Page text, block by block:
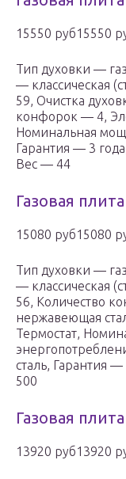
15550 руб15550
Тип духовки —
— классическая
59, Очистка
конфорок — 4,
Номинальная
Гарантия — 3
Вес — 44
Газовая
15080 руб15080
Тип духовки —
— классическая
56, Количество
нержавеющая
Термостат,
сталь, Гарантия
500
Газовая
13920 руб13920